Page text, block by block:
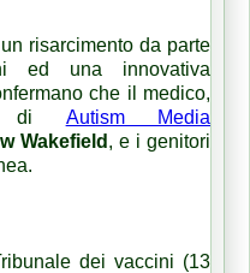
risarcimento da parte
ed una innovativa
che il medico,
di Autism Media
Wakefield , e i genitori
dei vaccini (13